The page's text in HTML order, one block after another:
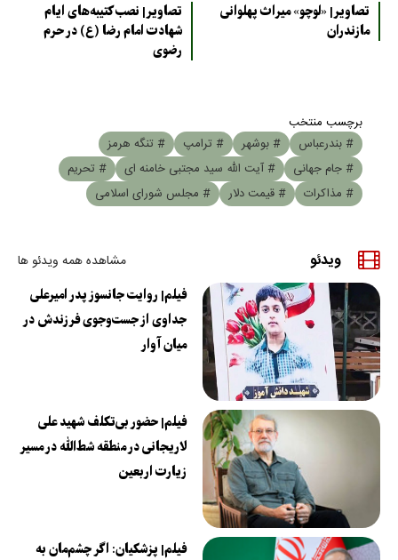
تصاویر| «لوچو» میراث پهلوانی
مازندران
تصاویر| نصب کتیبه‌های ایام
شهادت امام رضا (ع) در حرم
رضوی
برچسب منتخب
# بندرعباس
# بوشهر # ترامپ
# تنگه هرمز
# جام جهانی
# آیت الله سید مجتبی خامنه ای
# تحریم
# مذاکرات
# قیمت دلار # مجلس شورای اسلامی
ویدئو مشاهده همه ویدئو ها
فیلم| روایت جانسوز پدر امیرعلی
جداوی از جست‌وجوی فرزندش در
میان آوار
فیلم| حضور بی‌تکلف شهید علی
لاریجانی در منطقه شط‌الله در مسیر
زیارت اربعین
فیلم| پزشکیان: اگر چشم‌مان به